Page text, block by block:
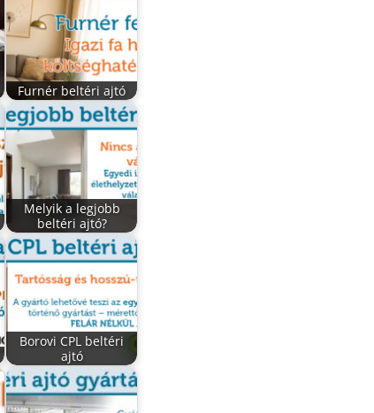
Furnér beltéri ajtó
Melyik a legjobb
beltéri ajtó?
Borovi CPL beltéri
ajtó